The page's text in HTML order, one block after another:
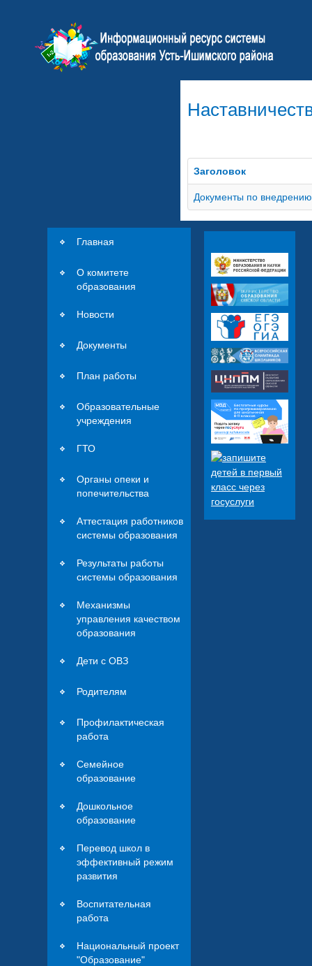
Заголовок
Документы по
Главная
О комитете
образования
Новости
Документы
План работы
Образовательные
учреждения
ГТО
Органы опеки и
попечительства
Аттестация работников
системы образования
Результаты работы
системы образования
Механизмы
управления качеством
образования
Дети с ОВЗ
Родителям
Профилактическая
работа
Семейное
образование
Дошкольное
образование
Перевод школ в
эффективный режим
развития
Воспитательная
работа
Национальный проект
"Образование"